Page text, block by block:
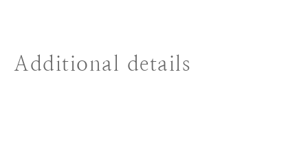
Additional details